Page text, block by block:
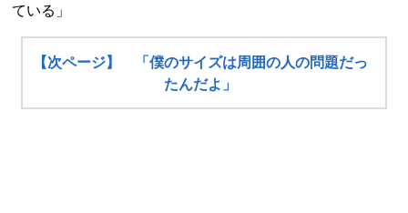
ている」
【次ページ】 「僕のサイズは周囲の人の問題だっ
たんだよ」